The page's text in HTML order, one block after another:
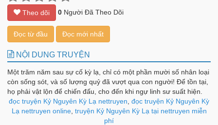
Theo dõi 0 Người Đã Theo Dõi
Đọc từ đầu Đọc mới nhất
NỘI DUNG TRUYỆN
Một trăm năm sau sự cố kỳ lạ, chỉ có một phần mười số nhân loại
còn sống sót, và số lượng quỷ đã vượt qua con người! Để tồn tại,
họ phải vật lộn để chiến đấu, cho đến khi ngự linh sư suất hiện.
Sở hữu linh lực ngay từ khi họ được sinh ra, và không ngừng tu
luyện linh quỷ khế ước của chính mình để chống lại ác linh. Thế
giới đã bước vào một kỷ nguyên cùng tồn tại với linh quỷ!
đọc truyện Kỷ Nguyên Kỳ Lạ nettruyen đọc truyện Kỷ Nguyên Kỳ
Lạ nettruyen online, truyện Kỷ Nguyên Kỳ Lạ tại nettruyen miễn
phí